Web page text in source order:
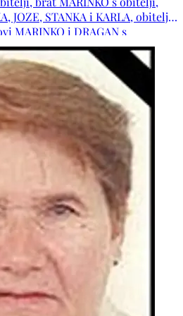
JOZE, STANKA i KARLA, obitelj
MARINKO i DRAGAN s
RAJKA, zaova ANKA s obitelji,
obitelji: ZELENIKA, KOPILAŠ,
BOKŠIĆ, ROTIM te ostala
i prijatelji.